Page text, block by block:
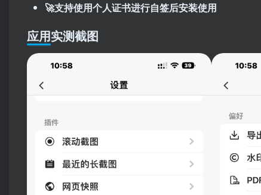
🚀支持使用个人证书进行自签后安装使用
应用实测截图